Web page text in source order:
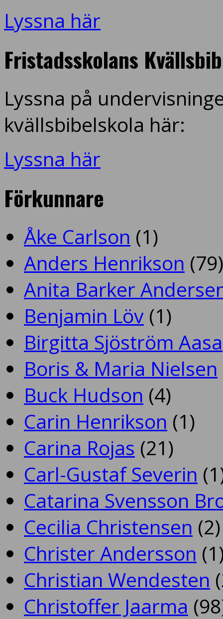
Lyssna här
Fristadsskolans
Lyssna på
kvällsbibelskola här:
Lyssna här
Förkunnare
Åke Carlson (1)
Anders Henrikson (79)
Anita Barker
Benjamin Löv (1)
Birgitta Sjöström Aasa
Boris & Maria Nielsen
Buck Hudson (4)
Carin Henrikson (1)
Carina Rojas (21)
Carl-Gustaf Severin
Catarina Svensson
Cecilia Christensen (2)
Christer Andersson
Christian Wendesten
Christoffer Jaarma